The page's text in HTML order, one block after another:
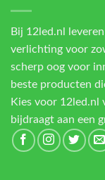
Bij 12led.nl
verlichting voor
scherp oog voor
beste producten
Kies voor
bijdraagt aan een